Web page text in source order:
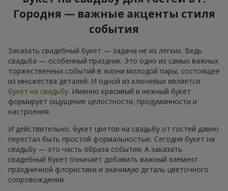
Городня — важные акценты стиля
события
Заказать свадебный букет — задача не из лёгких. Ведь
свадьба — особенный праздник. Это одно из самых важных
торжественных событий в жизни молодой пары, состоящее
из множества деталей. И одной из ключевых является
букет на свадьбу. Именно красивый и нежный букет
формирует ощущение целостности, продуманности и
настроения.
И действительно, букет цветов на свадьбу от гостей давно
перестал быть простой формальностью. Сегодня букет на
свадьбу — это часть образа события. А заказать
свадебный букет означает добавить важный элемент
праздничной флористики и значимую деталь цветочного
сопровождения.